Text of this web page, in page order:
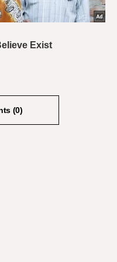
(0)